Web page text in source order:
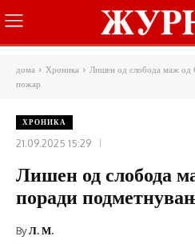
дома Хроника
Лишен од слобода маж од
пожар
ХРОНИКА
21.09.2025 15:29
Лишен од слобода
поради
ByЛ. М.